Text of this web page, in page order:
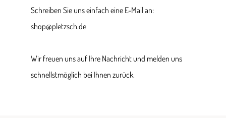
Schreiben Sie uns einfach eine E-Mail an:
shop@pletzsch.de
Wir freuen uns auf Ihre Nachricht und melden uns
schnellstmöglich bei Ihnen zurück.